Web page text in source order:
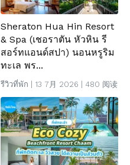
Sheraton Hua Hin Resort
& Spa (เชอราตัน หัวหิน รี
สอร์ทแอนด์สปา) นอนหรูริม
ทะเล พร...
รีวิวที่พัก | 13 7月 2026 | 480 阅读